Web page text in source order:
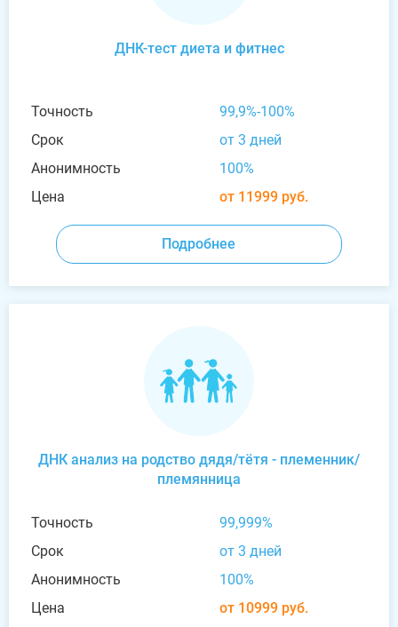
ДНК-тест диета и фитнес
Точность
99,9%-100%
Срок
от 3 дней
Анонимность
100%
Цена
от 11999 руб.
Подробнее
ДНК анализ на родство дядя/тётя - племенник/
племянница
Точность
99,999%
Срок
от 3 дней
Анонимность
100%
Цена
от 10999 руб.